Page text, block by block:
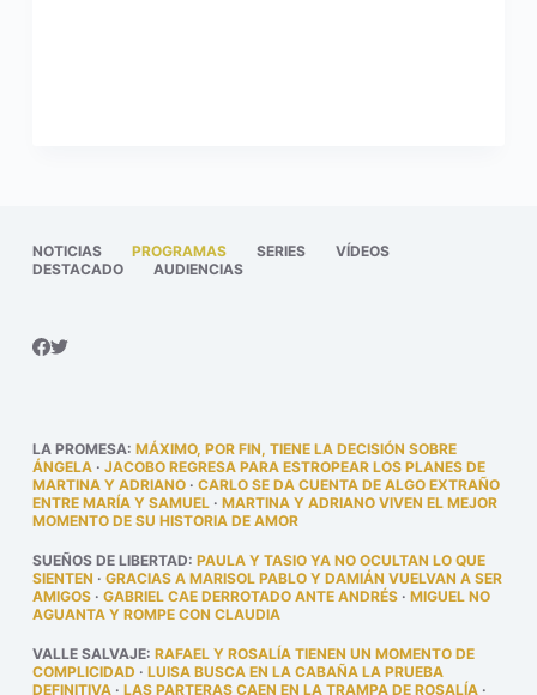
NOTICIAS PROGRAMAS SERIES
VÍDEOS
DESTACADO
AUDIENCIAS
LA PROMESA: MÁXIMO, POR FIN, TIENE LA DECISIÓN SOBRE
ÁNGELA· JACOBO REGRESA PARA ESTROPEAR LOS PLANES DE
MARTINA Y ADRIANO· CARLO SE DA CUENTA DE ALGO EXTRAÑO
ENTRE MARÍA Y SAMUEL· MARTINA Y ADRIANO VIVEN EL MEJOR
MOMENTO DE SU HISTORIA DE AMOR
SUEÑOS DE LIBERTAD: PAULA Y TASIO YA NO OCULTAN LO QUE
SIENTEN · GRACIAS A MARISOL PABLO Y DAMIÁN VUELVAN A SER
AMIGOS· GABRIEL CAE DERROTADO ANTE ANDRÉS· MIGUEL NO
AGUANTA Y ROMPE CON CLAUDIA
VALLE SALVAJE: RAFAEL Y ROSALÍA TIENEN UN MOMENTO DE
COMPLICIDAD · LUISA BUSCA EN LA CABAÑA LA PRUEBA
DEFINITIVA· LAS PARTERAS CAEN EN LA TRAMPA DE ROSALÍA·